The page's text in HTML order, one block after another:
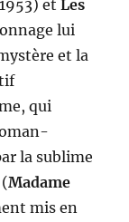
etLes
lui
et la
qui
la sublime
(Madame
mis en